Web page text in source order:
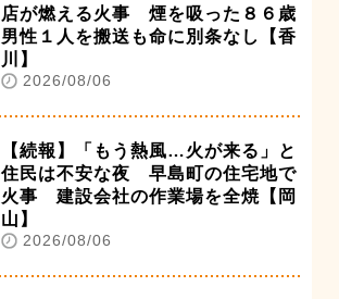
店が燃える火事 煙を吸った８６歳
男性１人を搬送も命に別条なし【香
川】
2026/08/06
【続報】「もう熱風…火が来る」と
住民は不安な夜 早島町の住宅地で
火事 建設会社の作業場を全焼【岡
山】
2026/08/06